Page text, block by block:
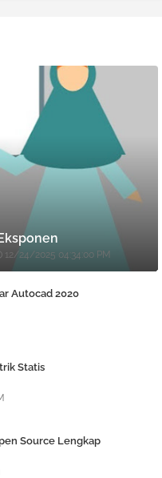
12/24/2025 04:34:00 PM
Autocad 2020
Statis
Source Lengkap